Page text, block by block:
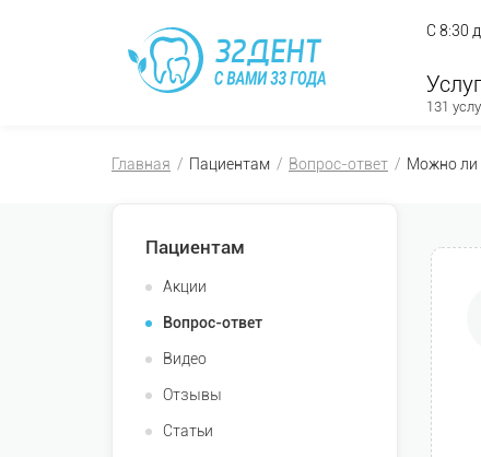
С 8:30
131
Главная Пациентам Вопрос-ответ Можно ли
Пациентам
Акции
Вопрос-ответ
Видео
Отзывы
Статьи